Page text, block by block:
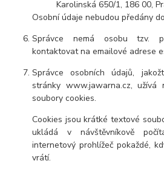
Karolinská 650/1, 186 00,
Osobní údaje nebudou předány
Správce nemá osobu tzv.
kontaktovat na emailové adrese
Správce osobních údajů,
stránky www.jawarna.cz,
soubory cookies.
Cookies jsou krátké textové
ukládá v návštěvníkově
internetový prohlížeč pokaždé,
vrátí.